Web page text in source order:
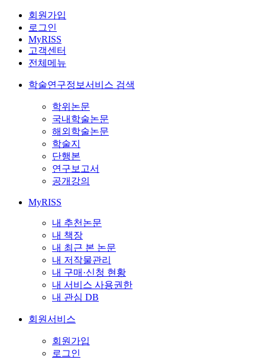
회원가입
로그인
MyRISS
고객센터
전체메뉴
학술연구정보서비스 검색
학위논문
국내학술논문
해외학술논문
학술지
단행본
연구보고서
공개강의
MyRISS
내 추천논문
내 책장
내 최근 본 논문
내 저작물관리
내 구매·신청 현황
내 서비스 사용권한
내 관심 DB
회원서비스
회원가입
로그인